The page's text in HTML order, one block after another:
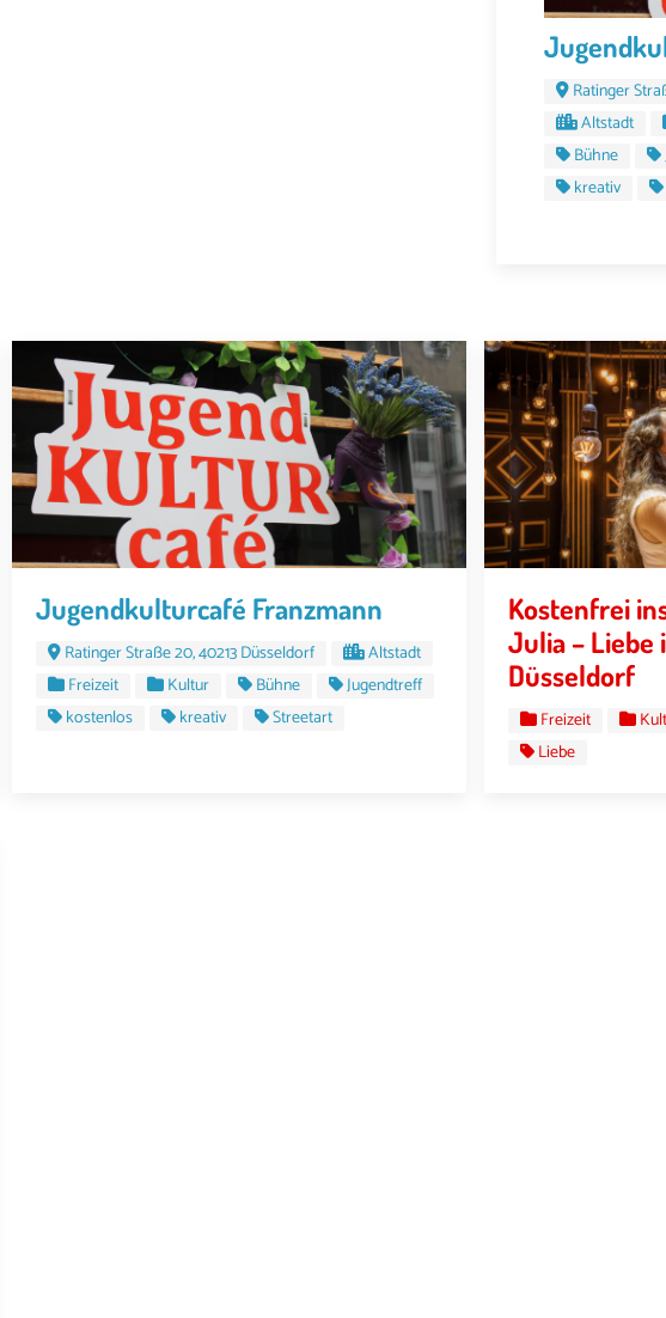
Ratinger
Altstadt
Bühne
kreativ
Jugendkulturcafé Franzmann
Ratinger Straße 20, 40213 Düsseldorf
Altstadt
Freizeit
Kultur Bühne
Jugendtreff
kostenlos
kreativ Streetart
Kostenfrei
Julia – Liebe
Düsseldorf
Freizeit
Liebe